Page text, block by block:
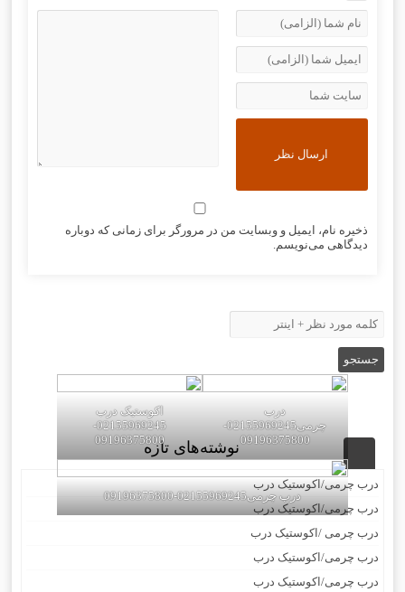
ذخیره نام، ایمیل و وبسایت من در مرورگر برای زمانی که دوباره
دیدگاهی می‌نویسم.
درب
چرمی02155969245-
09196375800
اکوستیک درب
02155969245-
09196375800
درب چرمی02155969245-09196375800
نوشته‌های تازه
درب چرمی/اکوستیک درب
درب چرمی/اکوستیک درب
درب چرمی /اکوستیک درب
درب چرمی/اکوستیک درب
درب چرمی/اکوستیک درب